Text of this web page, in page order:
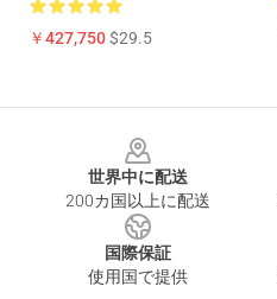
￥427,750$29.5
世界中に配送
200カ国以上に配送
国際保証
使用国で提供